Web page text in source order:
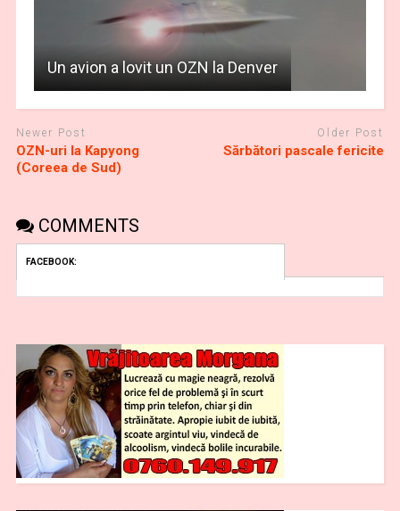
Un avion a lovit un OZN la Denver
Newer Post
OZN-uri la Kapyong
(Coreea de Sud)
Older Post
Sărbători pascale fericite
COMMENTS
FACEBOOK: